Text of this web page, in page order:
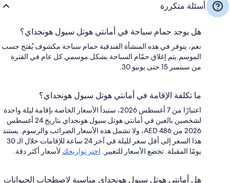
أسئلة متكررة
هل يوجد حمام سباحة في أمانتي هوتل سيول هونجداي؟
نعم، يتوفر في هذه المنشأة الفندقية حمام سباحة مكشوف يُفتح حسب
الموسم.يتم إغلاق حمّام السباحة بشكل موسمي كل عام في الفترة
من سبتمبر 15 حتى يونيو 30.
ما تكلفة الإقامة في أمانتي هوتل سيول هونجداي؟
اعتبارًا من 7 أغسطس 2026، ستبدأ الأسعار الخاصة بإقامة ليلة واحدة
لشخصين بالغين في أمانتي هوتل سيول هونجداي بتاريخ 24 أغسطس
2026 من AED 486، ولا تشمل هذه الأسعار الضرائب والرسوم. يستند
هذا السعر إلى أقل سعر لليلة في آخر 24 ساعة للإقامات خلال الـ 30
يومًا المقبلة. تخضع الأسعار للتغيير. اختر تواريخك لأسعار أكثر دقة.
هل أمانتي هوتل سيول هونجداي مناسبة لاصطحاب الحيوانات